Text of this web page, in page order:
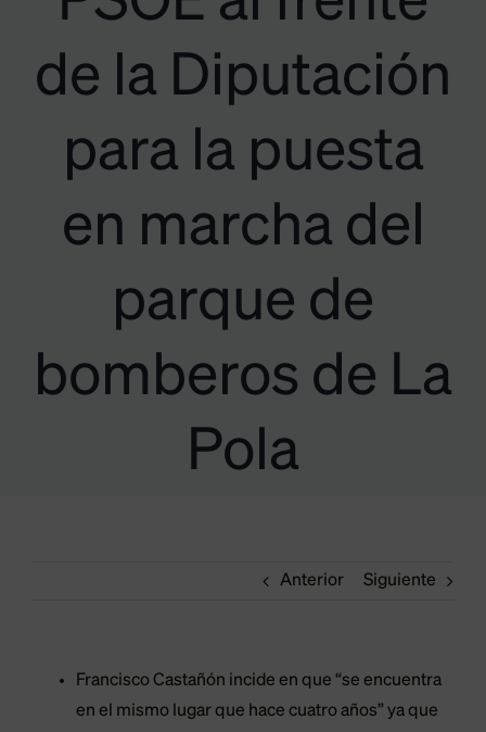
de la Diputación
para la puesta
en marcha del
parque de
bomberos de La
Pola
Anterior Siguiente
Francisco Castañón incide en que “se encuentra
en el mismo lugar que hace cuatro años” ya que